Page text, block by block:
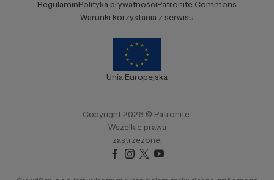
RegulaminPolityka prywatnościPatronite Commons
Warunki korzystania z serwisu
Unia Europejska
Copyright 2026 © Patronite.
Wszelkie prawa
zastrzeżone.